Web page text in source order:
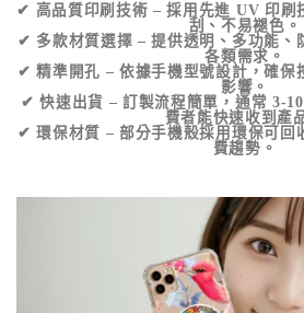
✔ 高品質印刷技術 – 採用先進 UV 印刷
刮、不易褪色。
✔ 多款材質選擇 – 提供透明、多功能、
各類需求。
✔精準開孔 – 依據手機型號設計，確保
影響。
✔快速出貨 – 訂製流程簡單，通常 3-
費者能快速收到產
✔環保材質 – 部分手機殼採用環保可回
費趨勢。